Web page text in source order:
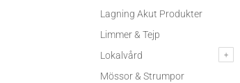
Lagning Akut Produkter
Limmer & Tejp
Lokalvård
Mössor & Strumpor